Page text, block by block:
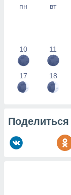
пн вт
10 11
17 18